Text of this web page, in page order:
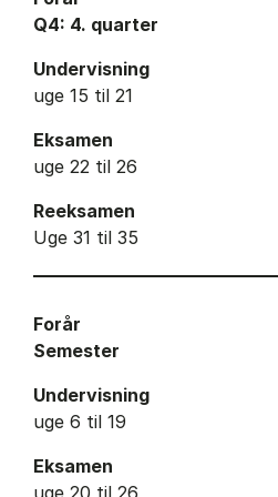
Q4: 4. quarter
Undervisning
uge 15 til 21
Eksamen
uge 22 til 26
Reeksamen
Uge 31 til 35
Forår
Semester
Undervisning
uge 6 til 19
Eksamen
uge 20 til 26